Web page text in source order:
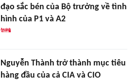
đạo sắc bén của Bộ trưởng về tình
hình của P1 và A2
Nguyễn Thành trở thành mục tiêu
hàng đầu của cả CIA và CIO